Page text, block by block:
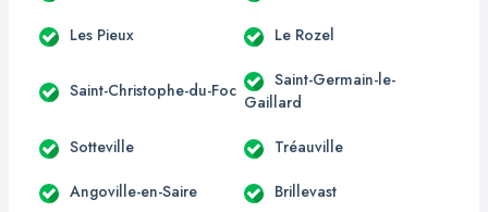
Les Pieux Le Rozel
Saint-Christophe-du-Foc
Saint-Germain-le-
Gaillard
Sotteville Tréauville
Angoville-en-Saire Brillevast